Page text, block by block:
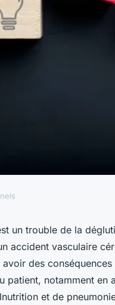
les
pour le
post-
2024•6 min de lecture
un trouble de la
accident vasculaire
des conséquences
patient, notamment en
et de